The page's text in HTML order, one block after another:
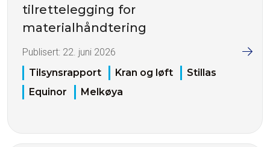
tilrettelegging for
materialhåndtering
Publisert: 22. juni 2026
Tilsynsrapport
Kran og løft
Stillas
Equinor
Melkøya